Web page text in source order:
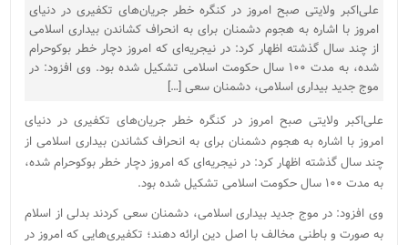
علی‌اکبر ولایتی صبح امروز در کنگره خطر جریان‌های تکفیری در دنیای
امروز با اشاره به هجوم دشمنان برای به انحراف کشاندن بیداری اسلامی
از چند سال گذشته اظهار کرد: در نیجریه‌ای که امروز دچار خطر بوکوحرام
شده، به مدت ۱۰۰ سال حکومت اسلامی تشکیل شده بود. وی افزود: در
موج جدید بیداری اسلامی، دشمنان سعی […]
علی‌اکبر ولایتی صبح امروز در کنگره خطر جریان‌های تکفیری در دنیای
امروز با اشاره به هجوم دشمنان برای به انحراف کشاندن بیداری اسلامی از
چند سال گذشته اظهار کرد: در نیجریه‌ای که امروز دچار خطر بوکوحرام شده،
به مدت ۱۰۰ سال حکومت اسلامی تشکیل شده بود.
وی افزود: در موج جدید بیداری اسلامی، دشمنان سعی کردند بدلی از اسلام
به صورت و باطنی مخالف با اصل دین ارائه دهند؛ تکفیری‌هایی که امروز در